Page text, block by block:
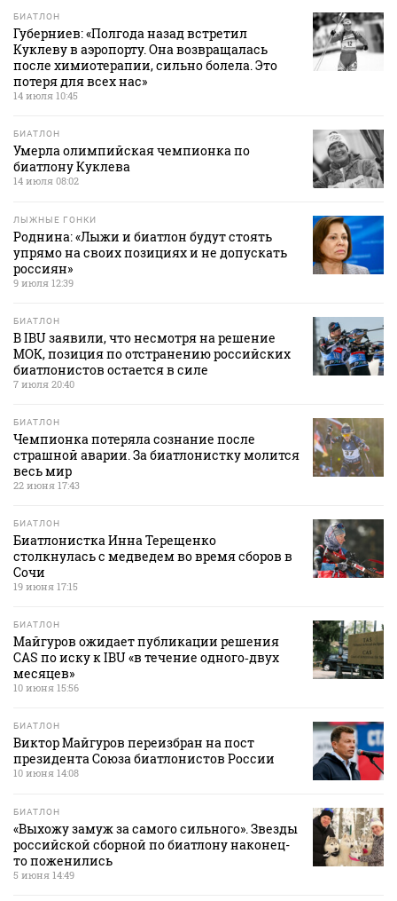
БИАТЛОН
Губерниев: «Полгода назад встретил
Куклеву в аэропорту. Она возвращалась
после химиотерапии, сильно болела. Это
потеря для всех нас»
14 июля 10:45
БИАТЛОН
Умерла олимпийская чемпионка по
биатлону Куклева
14 июля 08:02
ЛЫЖНЫЕ ГОНКИ
Роднина: «Лыжи и биатлон будут стоять
упрямо на своих позициях и не допускать
россиян»
9 июля 12:39
БИАТЛОН
В IBU заявили, что несмотря на решение
МОК, позиция по отстранению российских
биатлонистов остается в силе
7 июля 20:40
БИАТЛОН
Чемпионка потеряла сознание после
страшной аварии. За биатлонистку молится
весь мир
22 июня 17:43
БИАТЛОН
Биатлонистка Инна Терещенко
столкнулась с медведем во время сборов в
Сочи
19 июня 17:15
БИАТЛОН
Майгуров ожидает публикации решения
CAS по иску к IBU «в течение одного‑двух
месяцев»
10 июня 15:56
БИАТЛОН
Виктор Майгуров переизбран на пост
президента Союза биатлонистов России
10 июня 14:08
БИАТЛОН
«Выхожу замуж за самого сильного». Звезды
российской сборной по биатлону наконец-
то поженились
5 июня 14:49